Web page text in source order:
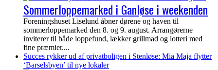
Sommerloppemarked i Ganløse i weekenden
Foreningshuset Liselund åbner dørene og haven til
sommerloppemarked den 8. og 9. august. Arrangørerne
inviterer til både loppefund, lækker grillmad og lotteri med
fine præmier....
Succes rykker ud af privatboligen i Stenløse: Mia Maja flytter
‘Barselsbyen’ til nye lokaler